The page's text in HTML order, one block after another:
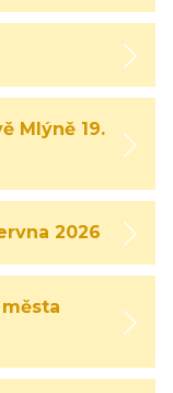
Mlýně 19.
2026